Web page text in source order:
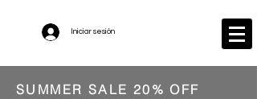
Iniciar sesión
SUMMER SALE 20% OFF